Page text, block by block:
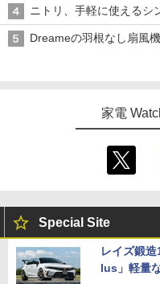
ニトリ、手軽に使えるシ
Dreameの羽根なし扇風
家電
Special Site
レイズ鍛
lus」軽量